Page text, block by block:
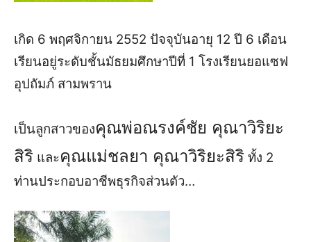
เกิด 6 พฤศจิกายน 2552 ปัจจุบันอายุ 12 ปี 6 เดือน
เรียนอยู่ระดับชั้นมัธยมศึกษาปีที่ 1 โรงเรียนยอแซฟ
อุปถัมภ์ สามพราน
เป็นลูกสาวของคุณพ่อณรงค์ชัย คุณาวิริยะ
สิริ และคุณแม่ชลยา คุณาวิริยะสิริ ทั้ง 2
ท่านประกอบอาชีพธุรกิจส่วนตัว…